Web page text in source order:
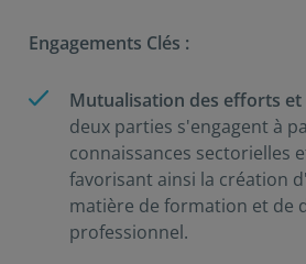
Engagements Clés :
Mutualisation des efforts et
deux parties s'engagent à
connaissances sectorielles
favorisant ainsi la création
matière de formation et de
professionnel.